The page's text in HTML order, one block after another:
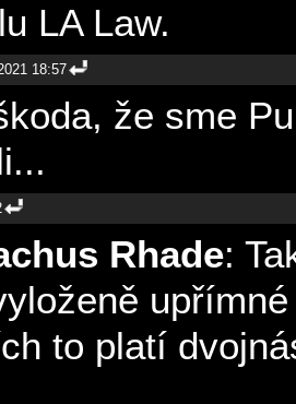
LA Law.
18:57
že sme
Rhade:
to platí